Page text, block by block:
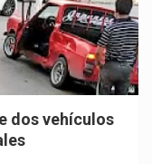
dos vehículos